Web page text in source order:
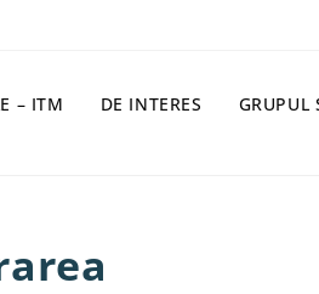
– ITM DE INTERES GRUPUL